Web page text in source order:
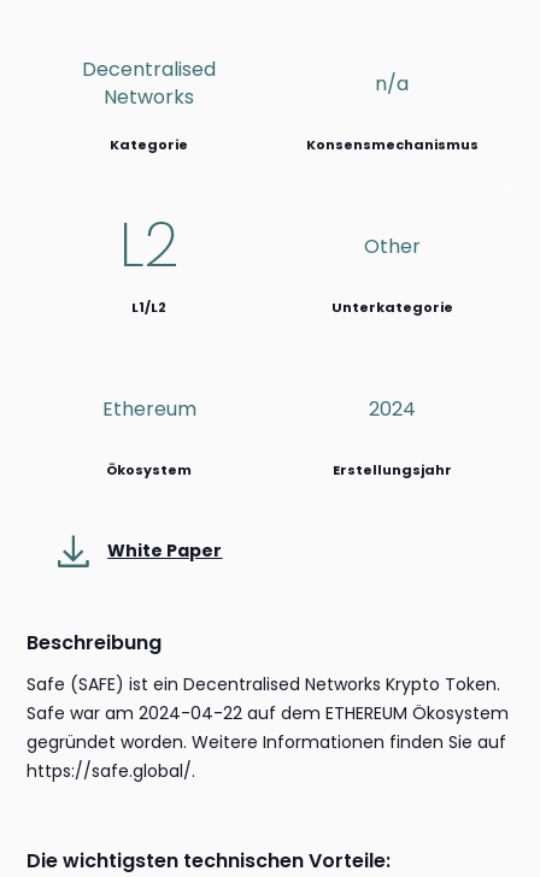
Decentralised
Networks
Kategorie
n/a
Konsensmechanismus
L2
L1/L2
Other
Unterkategorie
Ethereum
Ökosystem
2024
Erstellungsjahr
White Paper
Beschreibung
Safe (SAFE) ist ein Decentralised Networks Krypto Token.
Safe war am 2024-04-22 auf dem ETHEREUM Ökosystem
gegründet worden. Weitere Informationen finden Sie auf
https://safe.global/.
Die wichtigsten technischen Vorteile: